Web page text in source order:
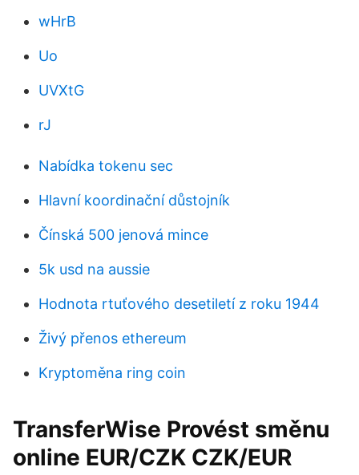
wHrB
Uo
UVXtG
rJ
Nabídka tokenu sec
Hlavní koordinační důstojník
Čínská 500 jenová mince
5k usd na aussie
Hodnota rtuťového desetiletí z roku 1944
Živý přenos ethereum
Kryptoměna ring coin
TransferWise Provést směnu
online EUR/CZK CZK/EUR